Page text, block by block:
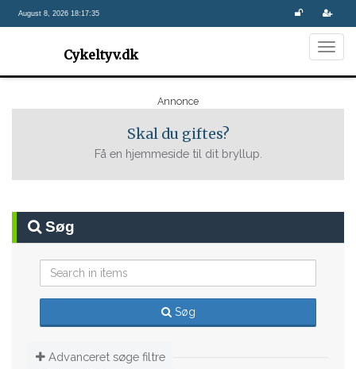
August 8, 2026 18:17:35
Cykeltyv.dk
Annonce
Skal du giftes?
Få en hjemmeside til dit bryllup.
Søg
Søg
Advanceret søge filtre